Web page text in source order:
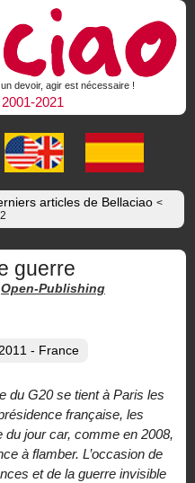
devoir, agir est nécessaire !
2021
articles de Bellaciao <
guerre
Open-Publishing
- France
du G20 se tient à Paris les
française, les
du jour car, comme en 2008,
à flamber. L’occasion de
et de la guerre invisible